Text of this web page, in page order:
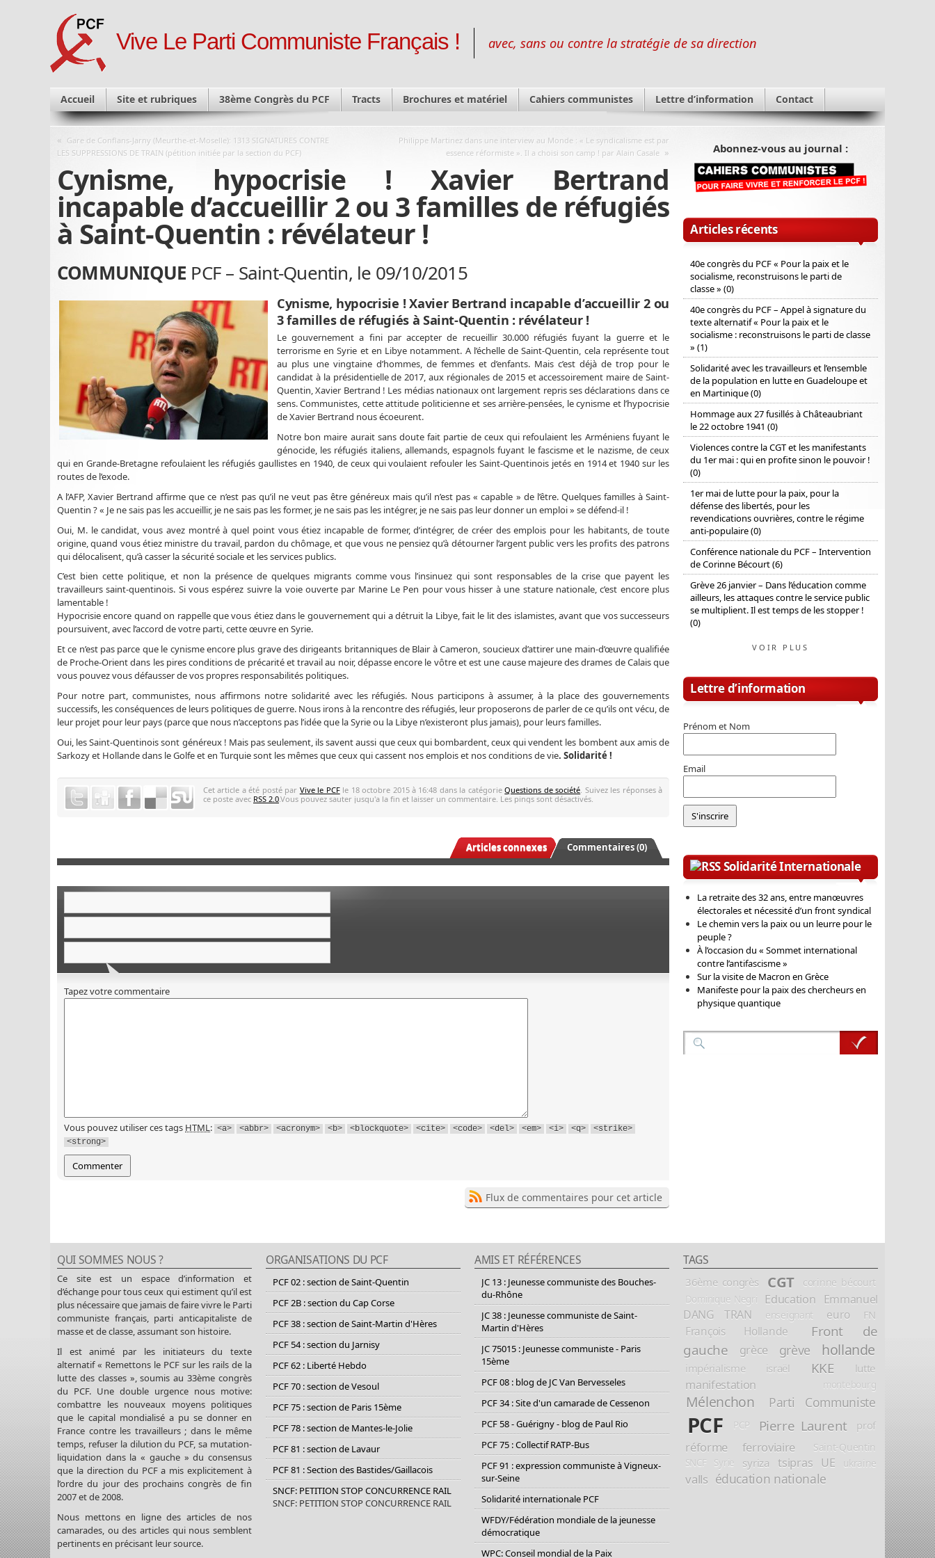
Vive Le Parti Communiste Français ! avec, sans ou contre la stratégie de sa direction
Accueil Site et rubriques 38ème Congrès du PCF Tracts Brochures et matériel Cahiers communistes Lettre d’information Contact
« Gare de Conflans-Jarny (Meurthe-et-Moselle): 1313 SIGNATURES CONTRE
LES SUPPRESSIONS DE TRAIN (pétition initiée par la section du PCF)
Philippe Martinez dans une interview au Monde : « Le syndicalisme est par
essence réformiste ». Il a choisi son camp ! par Alain Casale »
Cynisme, hypocrisie ! Xavier Bertrand
incapable d’accueillir 2 ou 3 familles de réfugiés
à Saint-Quentin : révélateur !
COMMUNIQUE PCF – Saint-Quentin, le 09/10/2015
Cynisme, hypocrisie !Xavier Bertrand incapable d’accueillir 2 ou
3 familles de réfugiés à Saint-Quentin : révélateur !
Le gouvernement a fini par accepter de recueillir 30.000 réfugiés fuyant la guerre et le
terrorisme en Syrie et en Libye notamment. A l’échelle de Saint-Quentin, cela représente tout
au plus une vingtaine d’hommes, de femmes et d’enfants. Mais c’est déjà de trop pour le
candidat à la présidentielle de 2017, aux régionales de 2015 et accessoirement maire de Saint-
Quentin, Xavier Bertrand ! Les médias nationaux ont largement repris ses déclarations dans ce
sens. Communistes, cette attitude politicienne et ses arrière-pensées, le cynisme et l’hypocrisie
de Xavier Bertrand nous écoeurent.
Notre bon maire aurait sans doute fait partie de ceux qui refoulaient les Arméniens fuyant le
génocide, les réfugiés italiens, allemands, espagnols fuyant le fascisme et le nazisme, de ceux
qui en Grande-Bretagne refoulaient les réfugiés gaullistes en 1940, de ceux qui voulaient refouler les Saint-Quentinois jetés en 1914 et 1940 sur les
routes de l’exode.
A l’AFP, Xavier Bertrand affirme que ce n’est pas qu’il ne veut pas être généreux mais qu’il n’est pas « capable » de l’être. Quelques familles à Saint-
Quentin ? « Je ne sais pas les accueillir, je ne sais pas les former, je ne sais pas les intégrer, je ne sais pas leur donner un emploi » se défend-il !
Oui, M. le candidat, vous avez montré à quel point vous étiez incapable de former, d’intégrer, de créer des emplois pour les habitants, de toute
origine, quand vous étiez ministre du travail, pardon du chômage, et que vous ne pensiez qu’à détourner l’argent public vers les profits des patrons
qui délocalisent, qu’à casser la sécurité sociale et les services publics.
C’est bien cette politique, et non la présence de quelques migrants comme vous l’insinuez qui sont responsables de la crise que payent les
travailleurs saint-quentinois. Si vous espérez suivre la voie ouverte par Marine Le Pen pour vous hisser à une stature nationale, c’est encore plus
lamentable !
Hypocrisie encore quand on rappelle que vous étiez dans le gouvernement qui a détruit la Libye, fait le lit des islamistes, avant que vos successeurs
poursuivent, avec l’accord de votre parti, cette œuvre en Syrie.
Et ce n’est pas parce que le cynisme encore plus grave des dirigeants britanniques de Blair à Cameron, soucieux d’attirer une main-d’œuvre qualifiée
de Proche-Orient dans les pires conditions de précarité et travail au noir, dépasse encore le vôtre et est une cause majeure des drames de Calais que
vous pouvez vous défausser de vos propres responsabilités politiques.
Pour notre part, communistes, nous affirmons notre solidarité avec les réfugiés. Nous participons à assumer, à la place des gouvernements
successifs, les conséquences de leurs politiques de guerre. Nous irons à la rencontre des réfugiés, leur proposerons de parler de ce qu’ils ont vécu, de
leur projet pour leur pays (parce que nous n’acceptons pas l’idée que la Syrie ou la Libye n’existeront plus jamais), pour leurs familles.
Oui, les Saint-Quentinois sont généreux ! Mais pas seulement, ils savent aussi que ceux qui bombardent, ceux qui vendent les bombent aux amis de
Sarkozy et Hollande dans le Golfe et en Turquie sont les mêmes que ceux qui cassent nos emplois et nos conditions de vie. Solidarité !
Cet article a été posté par Vive le PCFle 18 octobre 2015 à 16:48 dans la catégorieQuestions de société. Suivez les réponses à
ce poste avec RSS 2.0.Vous pouvez sauter jusqu'a la fin et laisser un commentaire. Les pings sont désactivés.
Commentaires (0)
Articles connexes
Tapez votre commentaire
Vous pouvez utiliser ces tags HTML: <a> <abbr> <acronym> <b> <blockquote> <cite> <code> <del> <em> <i> <q>
<strike>
<strong>
Flux de commentaires pour cet article
Abonnez-vous au journal :
Articles récents
40e congrès du PCF « Pour la paix et le
socialisme, reconstruisons le parti de
classe » (0)
40e congrès du PCF – Appel à signature du
texte alternatif « Pour la paix et le
socialisme : reconstruisons le parti de classe
» (1)
Solidarité avec les travailleurs et l’ensemble
de la population en lutte en Guadeloupe et
en Martinique (0)
Hommage aux 27 fusillés à Châteaubriant
le 22 octobre 1941 (0)
Violences contre la CGT et les manifestants
du 1er mai : qui en profite sinon le pouvoir !
(0)
1er mai de lutte pour la paix, pour la
défense des libertés, pour les
revendications ouvrières, contre le régime
anti-populaire (0)
Conférence nationale du PCF – Intervention
de Corinne Bécourt (6)
Grève 26 janvier – Dans l’éducation comme
ailleurs, les attaques contre le service public
se multiplient. Il est temps de les stopper !
(0)
VOIR PLUS
Lettre d’information
Prénom et Nom
Email
Solidarité Internationale
La retraite des 32 ans, entre manœuvres
électorales et nécessité d’un front syndical
Le chemin vers la paix ou un leurre pour le
peuple ?
À l’occasion du « Sommet international
contre l’antifascisme »
Sur la visite de Macron en Grèce
Manifeste pour la paix des chercheurs en
physique quantique
QUI SOMMES NOUS ?
Ce site est un espace d’information et
d’échange pour tous ceux qui estiment qu’il est
plus nécessaire que jamais de faire vivre le Parti
communiste français, parti anticapitaliste de
masse et de classe, assumant son histoire.
Il est animé par les initiateurs du texte
alternatif « Remettons le PCF sur les rails de la
lutte des classes », soumis au 33ème congrès
du PCF. Une double urgence nous motive:
combattre les nouveaux moyens politiques
que le capital mondialisé a pu se donner en
France contre les travailleurs ; dans le même
temps, refuser la dilution du PCF, sa mutation-
liquidation dans la « gauche » du consensus
que la direction du PCF a mis explicitement à
l’ordre du jour des prochains congrès de fin
2007 et de 2008.
Nous mettons en ligne des articles de nos
camarades, ou des articles qui nous semblent
pertinents en précisant leur source.
ORGANISATIONS DU PCF
PCF 02 : section de Saint-Quentin
PCF 2B : section du Cap Corse
PCF 38 : section de Saint-Martin d'Hères
PCF 54 : section du Jarnisy
PCF 62 : Liberté Hebdo
PCF 70 : section de Vesoul
PCF 75 : section de Paris 15ème
PCF 78 : section de Mantes-le-Jolie
PCF 81 : section de Lavaur
PCF 81 : Section des Bastides/Gaillacois
SNCF: PETITION STOP CONCURRENCE RAIL
SNCF: PETITION STOP CONCURRENCE RAIL
AMIS ET RÉFÉRENCES
JC 13 : Jeunesse communiste des Bouches-
du-Rhône
JC 38 : Jeunesse communiste de Saint-
Martin d'Hères
JC 75015 : Jeunesse communiste - Paris
15ème
PCF 08 : blog de JC Van Bervesseles
PCF 34 : Site d'un camarade de Cessenon
PCF 58 - Guérigny - blog de Paul Rio
PCF 75 : Collectif RATP-Bus
PCF 91 : expression communiste à Vigneux-
sur-Seine
Solidarité internationale PCF
WFDY/Fédération mondiale de la jeunesse
démocratique
WPC: Conseil mondial de la Paix
TAGS
36ème congrès CGT corinne bécourt
Dominique Negri Education
Emmanuel
DANG TRAN
enseignant euro FN
François Hollande
Front de
gauche
grèce grève hollande
impérialisme israël KKE lutte
manifestation montebourg
Mélenchon Parti Communiste
PCF PCP Pierre Laurent prof
réforme ferroviaire Saint-Quentin
SNCF Syrie syriza tsipras UE ukraine
valls éducation nationale